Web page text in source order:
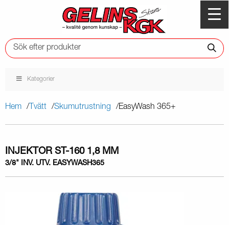
Kategorier
Hem Tvätt Skumutrustning EasyWash 365+
INJEKTOR ST-160 1,8 MM
3/8" INV. UTV. EASYWASH365